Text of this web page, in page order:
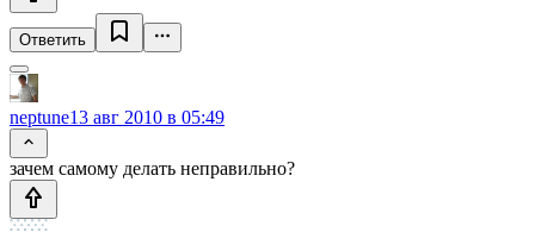
Ответить
neptune13 авг 2010 в 05:49
зачем самому делать неправильно?